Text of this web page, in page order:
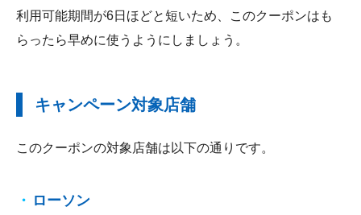
利用可能期間が6日ほどと短いため、このクーポンはも
らったら早めに使うようにしましょう。
キャンペーン対象店舗
このクーポンの対象店舗は以下の通りです。
ローソン